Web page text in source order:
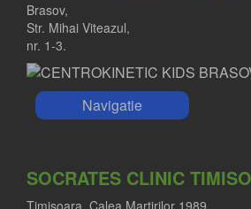
Brasov,
Str. Mihai Viteazul,
nr. 1-3.
Navigatie
SOCRATES CLINIC